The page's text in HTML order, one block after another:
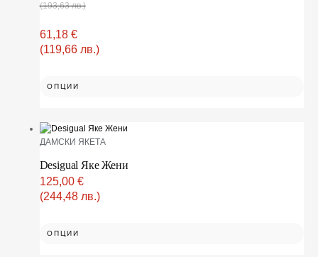
(193,63 лв.)
61,18 €
(119,66 лв.)
ОПЦИИ
ДАМСКИ ЯКЕТА
Desigual Яке Жени
125,00 €
(244,48 лв.)
ОПЦИИ